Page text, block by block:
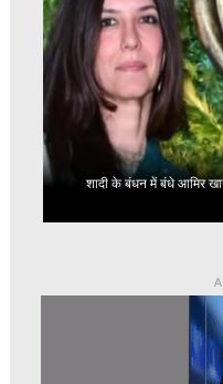
शादी के बंधन में बंधे आमिर